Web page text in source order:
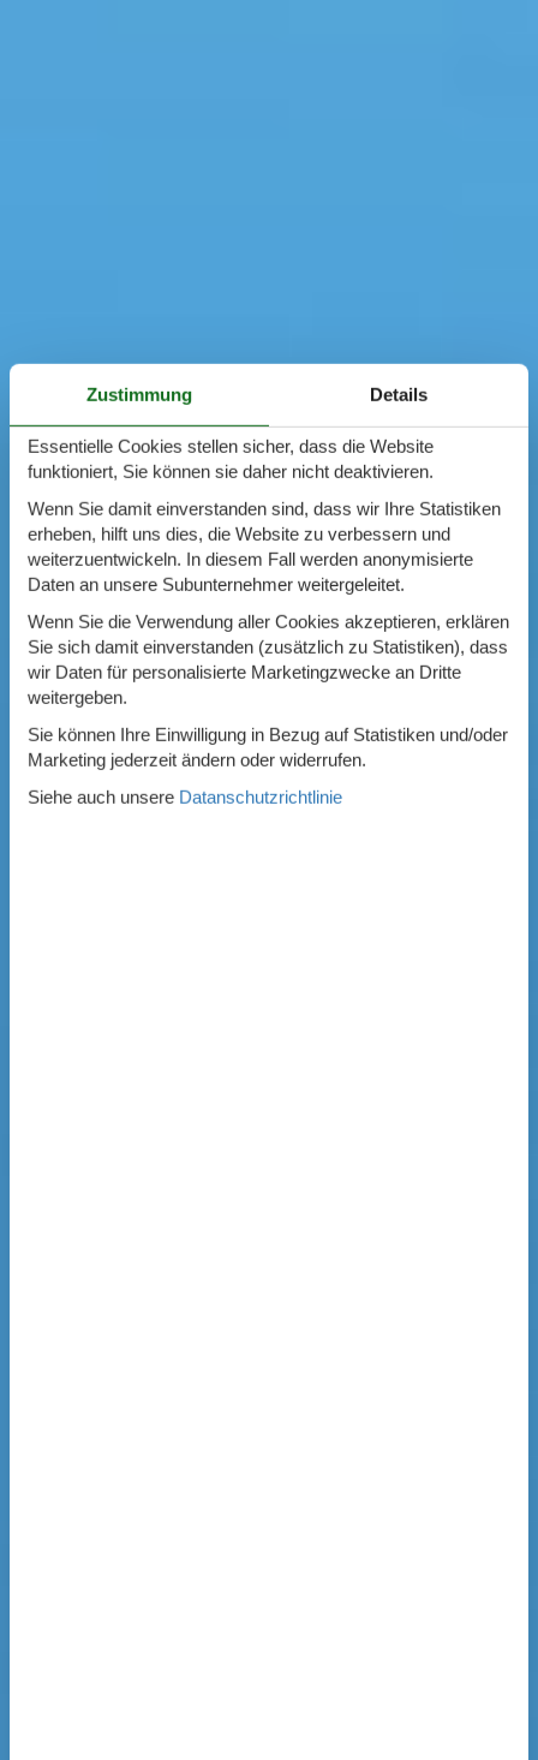
Zustimmung Details
Essentielle Cookies stellen sicher, dass die Website
funktioniert, Sie können sie daher nicht deaktivieren.
Wenn Sie damit einverstanden sind, dass wir Ihre Statistiken
erheben, hilft uns dies, die Website zu verbessern und
weiterzuentwickeln. In diesem Fall werden anonymisierte
Daten an unsere Subunternehmer weitergeleitet.
Wenn Sie die Verwendung aller Cookies akzeptieren, erklären
Sie sich damit einverstanden (zusätzlich zu Statistiken), dass
wir Daten für personalisierte Marketingzwecke an Dritte
weitergeben.
Sie können Ihre Einwilligung in Bezug auf Statistiken und/oder
Marketing jederzeit ändern oder widerrufen.
Siehe auch unsere Datanschutzrichtlinie